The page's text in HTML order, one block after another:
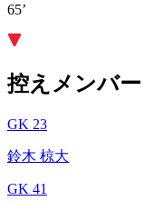
65’
控えメンバー
GK 23
鈴木 椋大
GK 41